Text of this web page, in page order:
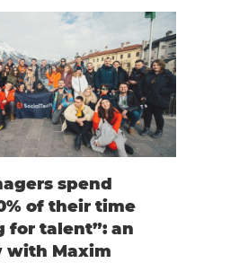
spend
of their time
for talent”: an
with Maxim